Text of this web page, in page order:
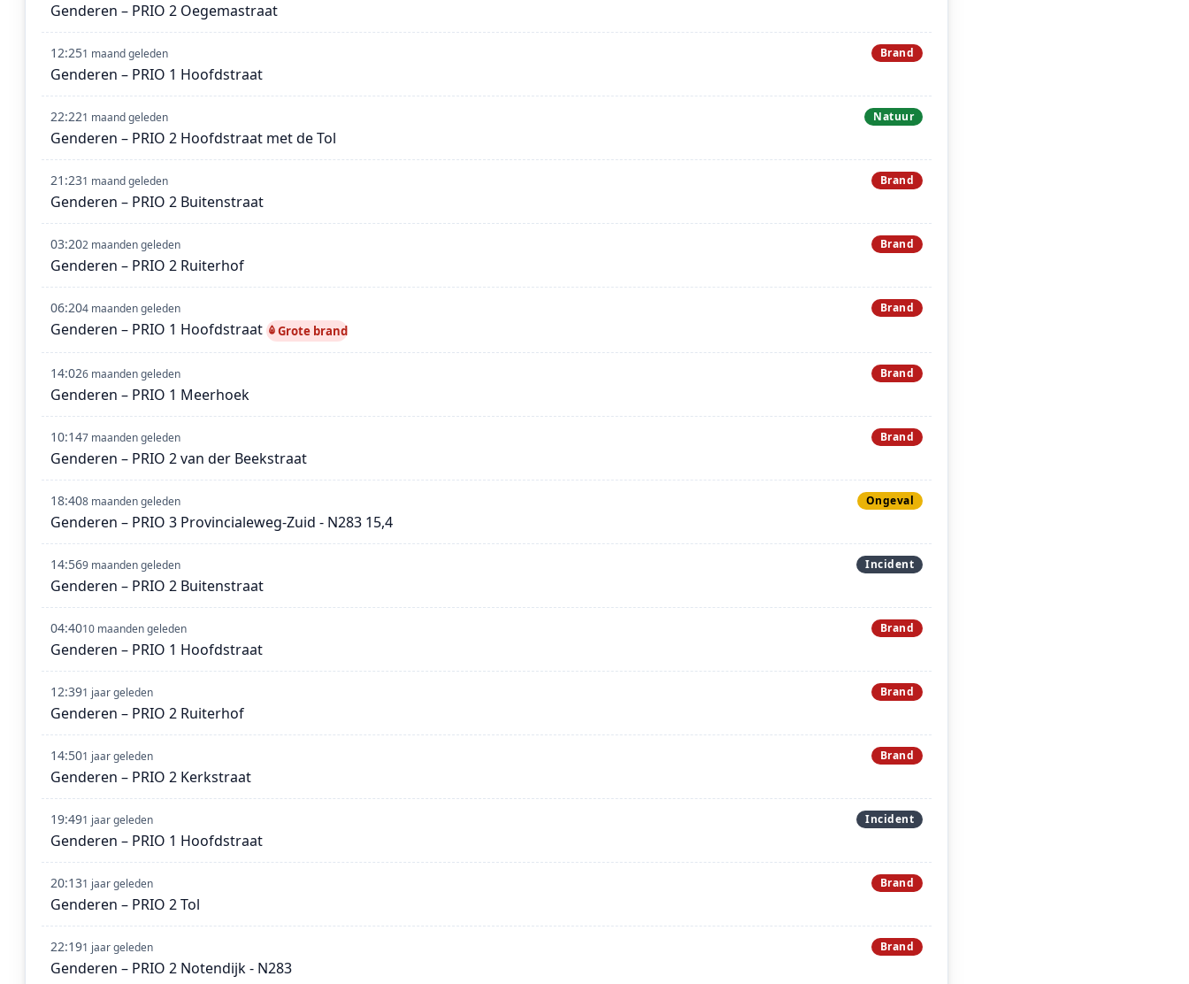
Genderen – PRIO 2 Oegemastraat
12:251 maand geleden Brand
Genderen – PRIO 1 Hoofdstraat
22:221 maand geleden Natuur
Genderen – PRIO 2 Hoofdstraat met de Tol
21:231 maand geleden Brand
Genderen – PRIO 2 Buitenstraat
03:202 maanden geleden Brand
Genderen – PRIO 2 Ruiterhof
06:204 maanden geleden Brand
Genderen – PRIO 1 Hoofdstraat Grote brand
14:026 maanden geleden Brand
Genderen – PRIO 1 Meerhoek
10:147 maanden geleden Brand
Genderen – PRIO 2 van der Beekstraat
18:408 maanden geleden Ongeval
Genderen – PRIO 3 Provincialeweg-Zuid - N283 15,4
14:569 maanden geleden Incident
Genderen – PRIO 2 Buitenstraat
04:4010 maanden geleden Brand
Genderen – PRIO 1 Hoofdstraat
12:391 jaar geleden Brand
Genderen – PRIO 2 Ruiterhof
14:501 jaar geleden Brand
Genderen – PRIO 2 Kerkstraat
19:491 jaar geleden Incident
Genderen – PRIO 1 Hoofdstraat
20:131 jaar geleden Brand
Genderen – PRIO 2 Tol
22:191 jaar geleden Brand
Genderen – PRIO 2 Notendijk - N283